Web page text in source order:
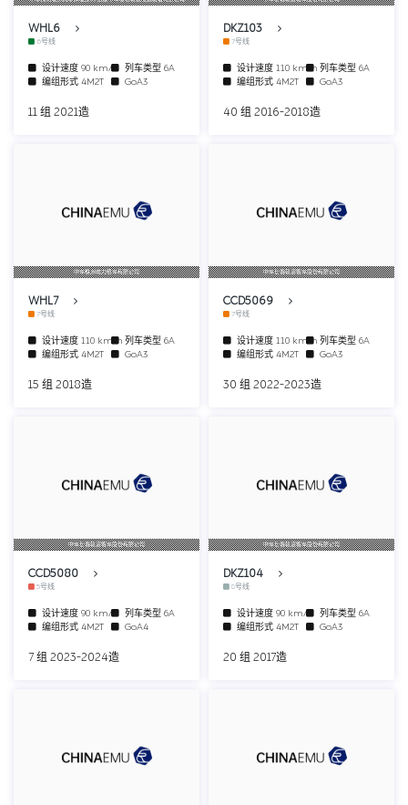
WHL6
6号线
设计速度 90 km/h 列车类型 6A
编组形式 4M2T GoA3
11 组 2021造
DKZ103
7号线
设计速度 110 km/h列车类型 6A
编组形式 4M2T GoA3
40 组 2016-2018造
中车株洲电力机车有限公司
WHL7
7号线
设计速度 110 km/h列车类型 6A
编组形式 4M2T GoA3
15 组 2018造
中车长春轨道客车股份有限公司
CCD5069
7号线
设计速度 110 km/h列车类型 6A
编组形式 4M2T GoA3
30 组 2022-2023造
中车长春轨道客车股份有限公司
CCD5080
5号线
设计速度 90 km/h 列车类型 6A
编组形式 4M2T GoA4
7 组 2023-2024造
中车长春轨道客车股份有限公司
DKZ104
8号线
设计速度 90 km/h 列车类型 6A
编组形式 4M2T GoA3
20 组 2017造